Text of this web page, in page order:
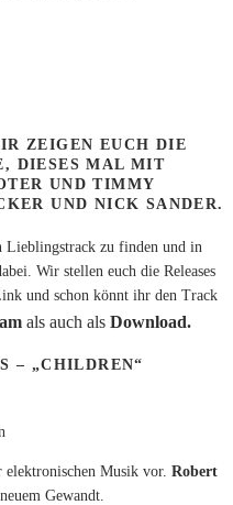
ZEIGEN EUCH DIE
DIESES MAL MIT
UND TIMMY
UND NICK SANDER.
Lieblingstrack zu finden und in
Wir stellen euch die Releases
und schon könnt ihr den Track
als auch als Download.
– „CHILDREN“
Musik vor. Robert
Gewandt.